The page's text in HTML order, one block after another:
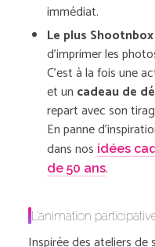
immédiat.
Le plus
d’imprimer les
C’est à la fois une
et un cadeau de
repart avec son
En panne
dans nos idées
de 50 ans.
L’animation